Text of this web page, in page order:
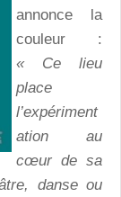
annonce la
couleur :
« Ce lieu
place
l’expériment
ation au
cœur de sa
danse ou